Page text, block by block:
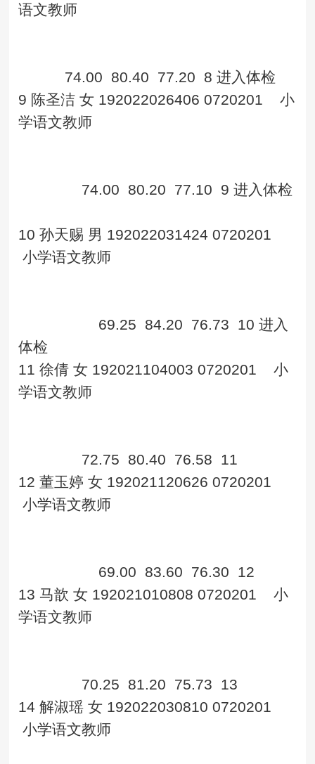
语文教师
74.00 80.40 77.20 8 进入体检
9 陈圣洁 女 192022026406 0720201
小
学语文教师
74.00 80.20 77.10 9 进入体检
10 孙天赐 男 192022031424 0720201
小学语文教师
69.25 84.20 76.73 10 进入
体检
11 徐倩 女 192021104003 0720201
小
学语文教师
72.75 80.40 76.58 11
12 董玉婷 女 192021120626 0720201
小学语文教师
69.00 83.60 76.30 12
13 马歆 女 192021010808 0720201
小
学语文教师
70.25 81.20 75.73 13
14 解淑瑶 女 192022030810 0720201
小学语文教师